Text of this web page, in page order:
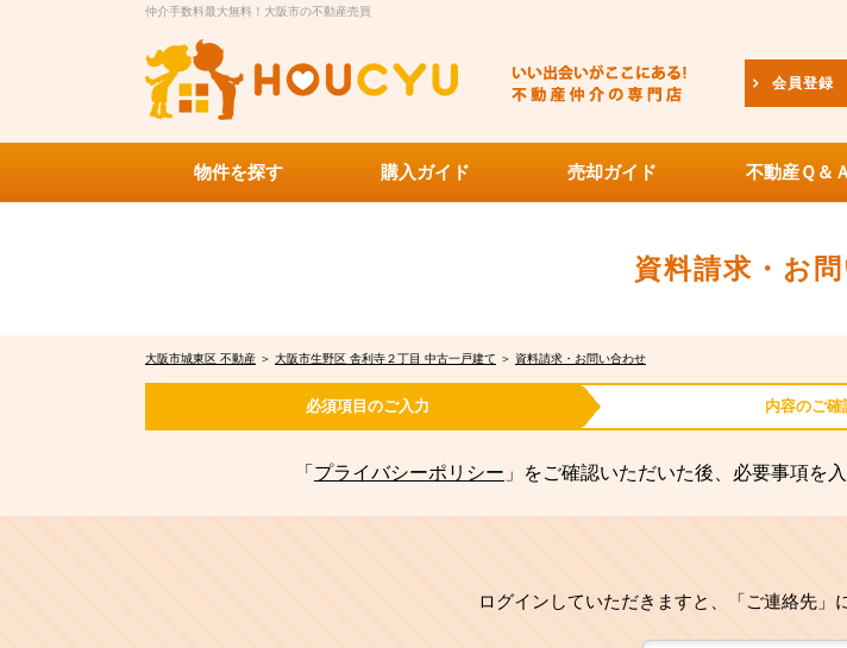
仲介手数料最大無料！大阪市の不動産売買
会員登録
物件を探す 購入ガイド 売却ガイド 不動産Ｑ＆Ａ
資料請求・お
大阪市城東区 不動産 ＞ 大阪市生野区 舎利寺２丁目 中古一戸建て ＞ 資料請求・お問い合わせ
必須項目のご入力 内容のご確
「 プライバシーポリシー 」をご確認いただいた後、必要事項を
ログインしていただきますと、「ご連絡先」